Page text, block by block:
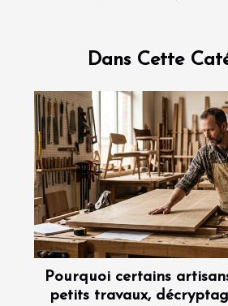
Dans Cette
Pourquoi certains
petits travaux,